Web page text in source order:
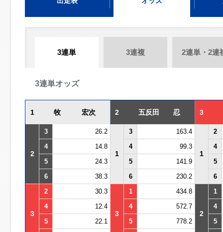
3連単 3連複 2連単・2連
3連単オッズ
1 牧 宏次 2 五反田 忍 3
2
3 26.2
1
3 163.4
1
2
4
14.8 4 99.3
4
5
24.3 5 141.9
5
6
38.3 6 230.2 6
3
2 30.3
3
1 434.8
2
1
4
12.4 4 572.7
4
5
22.1 5 778.2
5